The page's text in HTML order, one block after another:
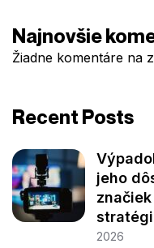
Najnovšie
Žiadne komentáre na
Recent Posts
jeho
2026